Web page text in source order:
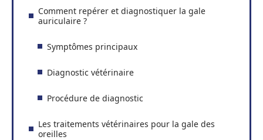
Comment repérer et diagnostiquer la gale
auriculaire ?
Symptômes principaux
Diagnostic vétérinaire
Procédure de diagnostic
Les traitements vétérinaires pour la gale des
oreilles